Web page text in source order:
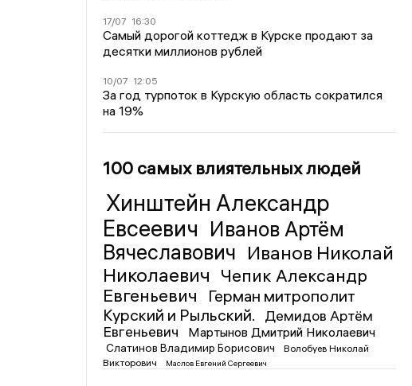
17/07 16:30
Самый дорогой коттедж в Курске продают за
десятки миллионов рублей
10/07 12:05
За год турпоток в Курскую область сократился
на 19%
100 самых влиятельных людей
Хинштейн Александр
Евсеевич Иванов Артём
Вячеславович Иванов Николай
Николаевич Чепик Александр
Евгеньевич
Герман митрополит
Курский и Рыльский.
Демидов Артём
Евгеньевич
Мартынов Дмитрий Николаевич
Слатинов Владимир Борисович
Волобуев Николай
Викторович
Маслов Евгений Сергеевич